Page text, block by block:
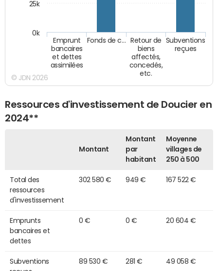
Emprunt
bancaires
et dettes
assimilées
Fonds de c…
Retour de
biens
affectés,
concedés,
etc.
Subventions
reçues
0k
25k
© JDN 2026
Ressources d'investissement de Doucier en
2024**
Montant
Montant
par
habitant
Moyenne
villages de
250 à 500
Total des
ressources
d'investissement
302 580 € 949 € 167 522 €
Emprunts
bancaires et
dettes
0 € 0 € 20 604 €
Subventions
89 530 € 281 € 49 058 €